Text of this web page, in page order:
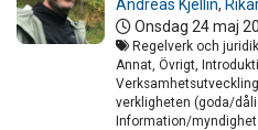
Andreas Kjellin,
Onsdag 24 maj
Regelverk och
Annat, Övrigt,
verkligheten (goda/
Information/myndighet